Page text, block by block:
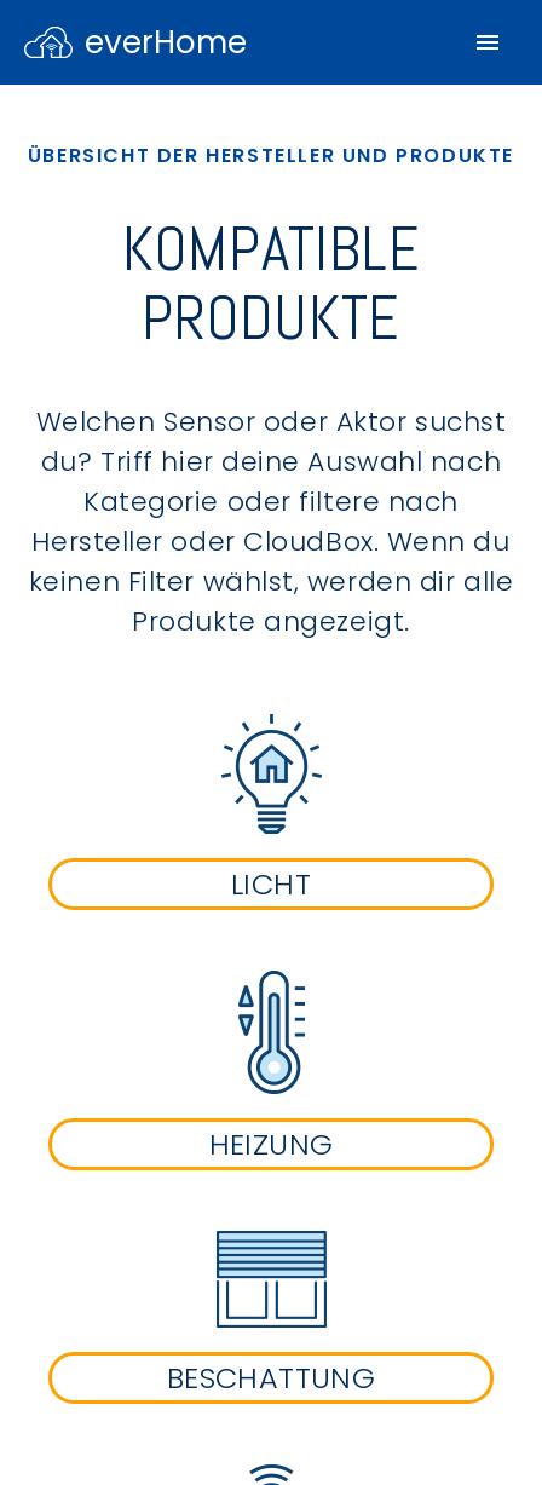
everHome
ÜBERSICHT DER HERSTELLER UND PRODUKTE
KOMPATIBLE
PRODUKTE
Welchen Sensor oder Aktor suchst
du? Triff hier deine Auswahl nach
Kategorie oder filtere nach
Hersteller oder CloudBox. Wenn du
keinen Filter wählst, werden dir alle
Produkte angezeigt.
LICHT
HEIZUNG
BESCHATTUNG